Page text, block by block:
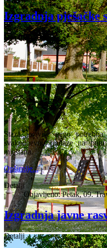
Izgradnja pješačke
Detalji
Staza je više nego
svakodnevno prolaze na
mještana.
Opširnije...
Detalji
Objavljeno: Petak, 09.
Izgradnja javne
Detalji